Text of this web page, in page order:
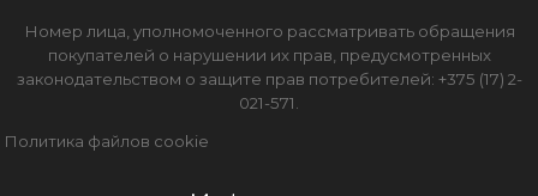
Номер лица, уполномоченного рассматривать обращения
покупателей о нарушении их прав, предусмотренных
законодательством о защите прав потребителей: +375 (17) 2-
021-571.
Политика файлов cookie